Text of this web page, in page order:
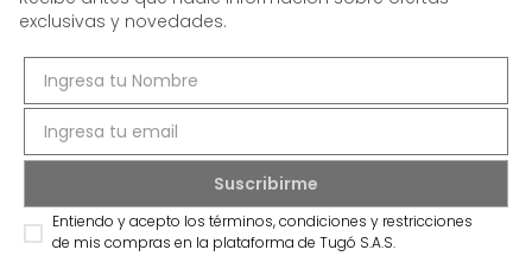
exclusivas y novedades.
Entiendo y acepto los términos, condiciones y restricciones
de mis compras en la plataforma de Tugó S.A.S.